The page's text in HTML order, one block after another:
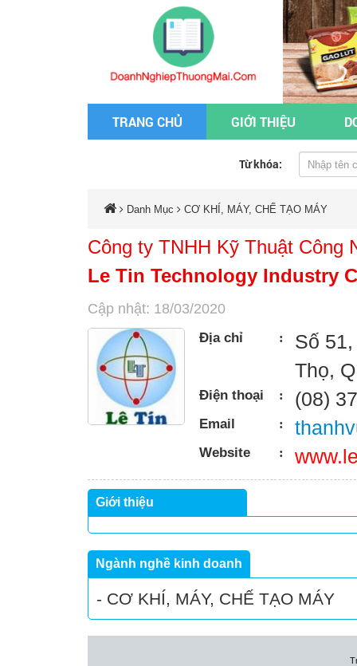
TRANG CHỦ GIỚI THIỆU
Từ khóa:
Danh Mục CƠ KHÍ, MÁY, CHẾ TẠO MÁY
Công ty TNHH Kỹ Thuật Công
Le Tin Technology Industry
Cập nhật: 18/03/2020
Địa chỉ :
Số
Thọ,
Điện thoại : (08)
Email :
Website :
Giới thiệu
Ngành nghề kinh doanh
- CƠ KHÍ, MÁY, CHẾ TẠO MÁY